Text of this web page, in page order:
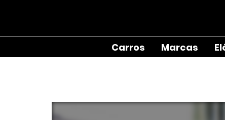
Carros Marcas